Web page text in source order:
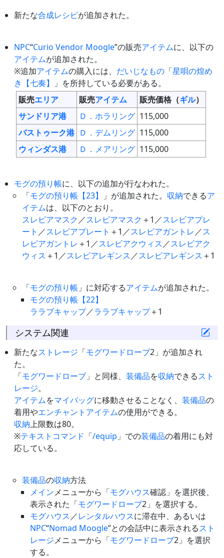
新たな合成レシピが追加された。
NPC“Curio Vendor Moogle”の販売アイテムに、以下の
アイテムが追加された。
※追加アイテムの購入には、 だいじなもの 「星唄の煌め
き【七奏】
」を所持している必要がある。
販売エリア 販売アイテム 販売価格（ギル）
サンドリア港
Ｄ．ホラリング 115,000
バストゥーク港 Ｄ．デムリング 115,000
ウィンダス港
Ｄ．メアリング 115,000
モグの預り帳に、以下の追加が行なわれた。
「モグの預り帳【23】 」が追加された。 収納できるア
イテムは、以下のとおり。
スレビアマスク ／スレビアマスク ＋1／スレビアプレ
ート ／スレビアプレート ＋1／スレビアガントレ ／ス
レビアガントレ ＋1／スレビアクウィス ／スレビアク
ウィス ＋1／スレビアレギンス ／スレビアレギンス ＋1
「モグの預り帳 」に対応するアイテムが追加された。
モグの預り帳【22】
ララブキャップ／ララブキャップ＋1
システム関連
新たなストレージ 「モグワードローブ2」が追加され
た。
「モグワードローブ 」と同様、 装備品を収納できるスト
レージ。
アイテムをマイバッグに移動させることなく、 装備品の
着用やエンチャントアイテムの使用ができる。
収納上限数は80。
※テキストコマンド 「/equip 」での装備品の着用にも対
応している。
装備品の収納方法
メインメニューから「モグハウス確認」を選択後、
表示された「モグワードローブ2」を選択する。
モグハウス ／レンタルハウスに滞在中、あるいは
NPC“Nomad Moogle”との会話中に表示されるスト
レージメニューから「モグワードローブ2」を選択
する。